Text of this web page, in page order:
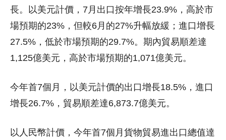
長。以美元計價，7月出口按年增長23.9%，高於市
場預期的23%，但較6月的27%升幅放緩；進口增長
27.5%，低於市場預期的29.7%。期內貿易順差達
1,125億美元，高於市場預期的1,071億美元。
今年首7個月，以美元計價的出口增長18.5%，進口
增長26.7%，貿易順差達6,873.7億美元。
以人民幣計價，今年首7個月貨物貿易進出口總值達